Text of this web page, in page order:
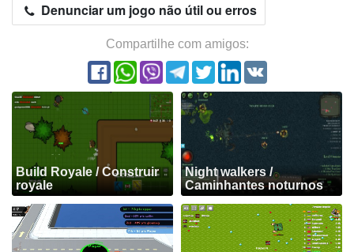
Denunciar um jogo não útil ou erros
Compartilhe com amigos:
Build Royale / Construir
royale
Night walkers /
Caminhantes noturnos